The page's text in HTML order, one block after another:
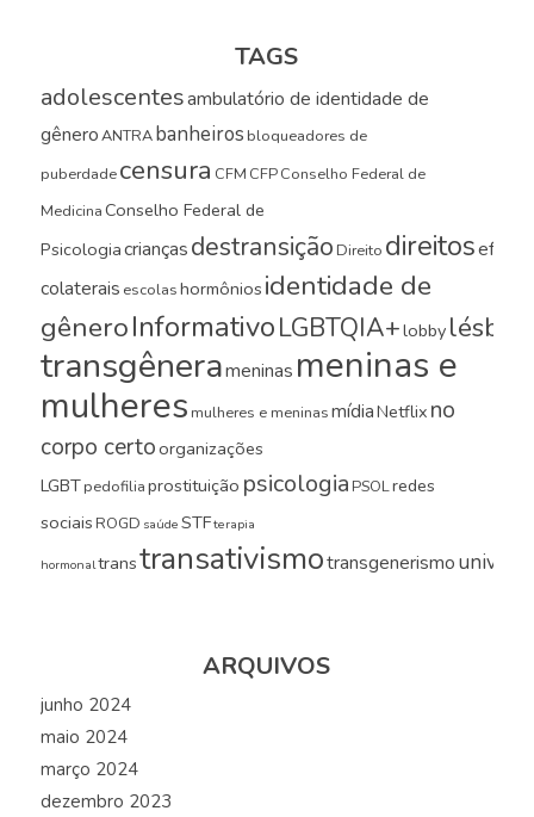
TAGS
adolescentesambulatório de identidade de
gêneroANTRAbanheiros bloqueadores de
puberdadecensura CFM CFPConselho Federal de
MedicinaConselho Federal de
Psicologiacriançasdestransição Direito direitos
colaterais escolashormônios identidade de
gêneroInformativoLGBTQIA+lobby
transgênerameninas meninas e
mulheres mulheres e meninasmídiaNetflix no
corpo certoorganizações
LGBTpedofiliaprostituição psicologia PSOLredes
sociais ROGD saúde STFterapia
hormonaltranstransativismotransgenerismo
ARQUIVOS
junho 2024
maio 2024
março 2024
dezembro 2023